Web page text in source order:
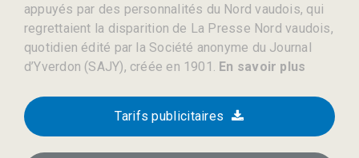
appuyés par des personnalités du Nord vaudois, qui
regrettaient la disparition de La Presse Nord vaudois,
quotidien édité par la Société anonyme du Journal
d’Yverdon (SAJY), créée en 1901. En savoir plus
Tarifs publicitaires